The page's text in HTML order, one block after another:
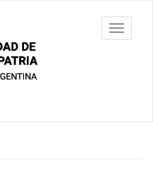
barra